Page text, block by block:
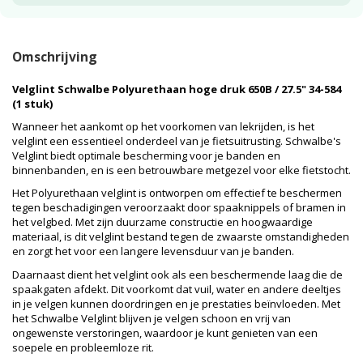
Omschrijving
Velglint Schwalbe Polyurethaan hoge druk 650B / 27.5" 34-584
(1 stuk)
Wanneer het aankomt op het voorkomen van lekrijden, is het
velglint een essentieel onderdeel van je fietsuitrusting. Schwalbe's
Velglint biedt optimale bescherming voor je banden en
binnenbanden, en is een betrouwbare metgezel voor elke fietstocht.
Het Polyurethaan velglint is ontworpen om effectief te beschermen
tegen beschadigingen veroorzaakt door spaaknippels of bramen in
het velgbed. Met zijn duurzame constructie en hoogwaardige
materiaal, is dit velglint bestand tegen de zwaarste omstandigheden
en zorgt het voor een langere levensduur van je banden.
Daarnaast dient het velglint ook als een beschermende laag die de
spaakgaten afdekt. Dit voorkomt dat vuil, water en andere deeltjes
in je velgen kunnen doordringen en je prestaties beïnvloeden. Met
het Schwalbe Velglint blijven je velgen schoon en vrij van
ongewenste verstoringen, waardoor je kunt genieten van een
soepele en probleemloze rit.